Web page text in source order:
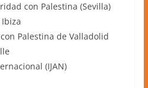
con Palestina (Sevilla)
Palestina de Valladolid
(IJAN)